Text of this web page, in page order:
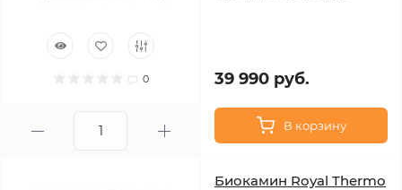
0 39 990 руб.
В корзину
Биокамин Royal Thermo